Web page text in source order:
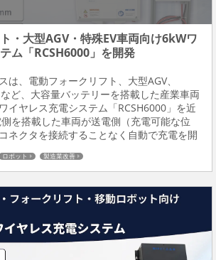
・大型AGV・特殊EV車両向け6kWワ
ム「RCSH6000」を開発
は、電動フォークリフト、大型AGV、
ど、大容量バッテリーを搭載した産業車両
イヤレス充電システム「RCSH6000」を近
を搭載した車両が送電側（充電可能な位
ネクタを接続することなく自動で充電を開
とで、充電のために車両を...
ロボット 製造業改善